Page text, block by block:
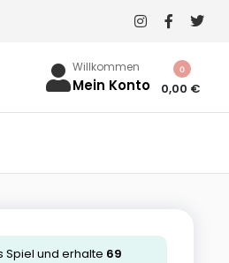
Willkommen
Mein Konto 0,00 €
0
Spiel und erhalte 69